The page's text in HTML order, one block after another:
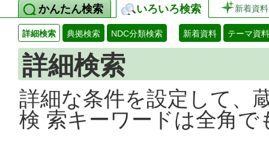
かんたん検索 いろいろ検索 新着資料
詳細検索 典拠検索 NDC分類検索 新着資料 テーマ資料
詳細検索
詳細な条件を設定して、
検 索キーワードは全角